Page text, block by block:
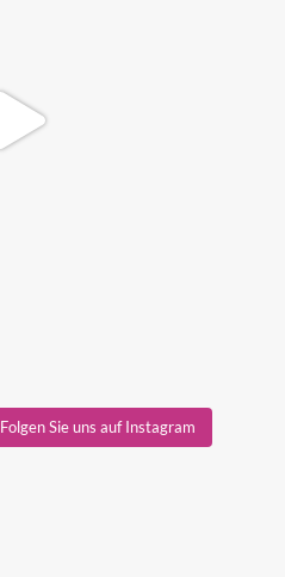
Folgen Sie uns auf Instagram